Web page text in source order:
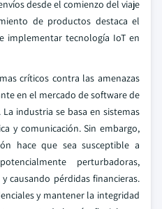
desde el comienzo del viaje
de productos destaca el
implementar tecnología IoT en
críticos contra las amenazas
en el mercado de software de
industria se basa en sistemas
y comunicación. Sin embargo,
hace que sea susceptible a
perturbadoras,
causando pérdidas financieras.
y mantener la integridad